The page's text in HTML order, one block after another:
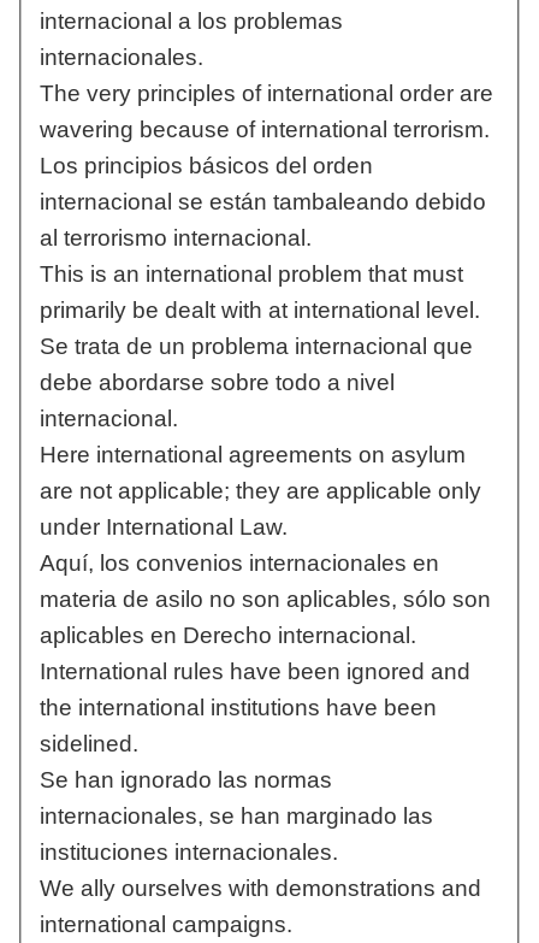
internacional a los problemas
internacionales.
The very principles of international order are
wavering because of international terrorism.
Los principios básicos del orden
internacional se están tambaleando debido
al terrorismo internacional.
This is an international problem that must
primarily be dealt with at international level.
Se trata de un problema internacional que
debe abordarse sobre todo a nivel
internacional.
Here international agreements on asylum
are not applicable; they are applicable only
under International Law.
Aquí, los convenios internacionales en
materia de asilo no son aplicables, sólo son
aplicables en Derecho internacional.
International rules have been ignored and
the international institutions have been
sidelined.
Se han ignorado las normas
internacionales, se han marginado las
instituciones internacionales.
We ally ourselves with demonstrations and
international campaigns.